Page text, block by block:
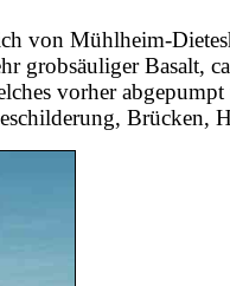
von Mühlheim-
grobsäuliger Basalt,
vorher
Brücken,